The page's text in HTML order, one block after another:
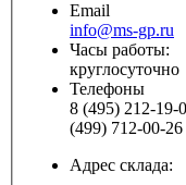
Email
info@ms-gp.ru
Часы работы:
круглосуточно
Телефоны
8 (495) 212-19-
(499) 712-00-
Адрес склада: